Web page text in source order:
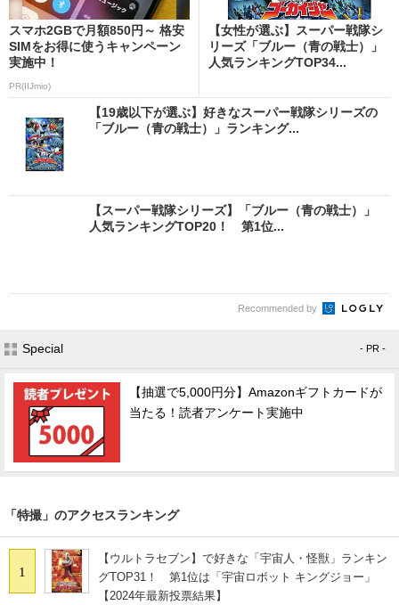
スマホ2GBで月額850円～ 格安
SIMをお得に使うキャンペーン
実施中！
PR(IIJmio)
【女性が選ぶ】スーパー戦隊シ
リーズ「ブルー（青の戦士）」
人気ランキングTOP34...
【19歳以下が選ぶ】好きなスーパー戦隊シリーズの
「ブルー（青の戦士）」ランキング...
【スーパー戦隊シリーズ】「ブルー（青の戦士）」
人気ランキングTOP20！ 第1位...
Recommended by
Special - PR -
【抽選で5,000円分】Amazonギフトカードが
当たる！読者アンケート実施中
「特撮」のアクセスランキング
1
【ウルトラセブン】で好きな「宇宙人・怪獣」ランキン
グTOP31！ 第1位は「宇宙ロボット キングジョー」
【2024年最新投票結果】